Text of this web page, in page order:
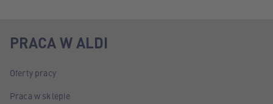
PRACA W ALDI
Oferty pracy
Praca w sklepie